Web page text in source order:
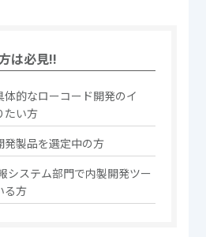
は必見!!
体的なローコード開発のイ
たい方​
発製品を選定中の方
システム部門で内製開発ツー
る方